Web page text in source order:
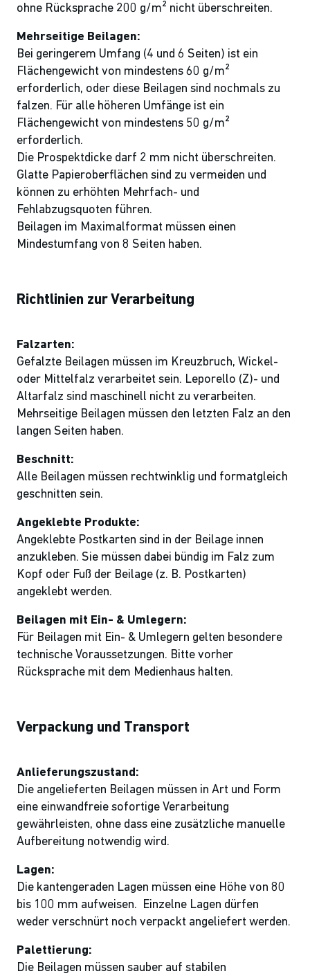
ohne Rücksprache 200 g/m² nicht überschreiten.
Mehrseitige Beilagen:
Bei geringerem Umfang (4 und 6 Seiten) ist ein
Flächengewicht von mindestens 60 g/m²
erforderlich, oder diese Beilagen sind nochmals zu
falzen. Für alle höheren Umfänge ist ein
Flächengewicht von mindestens 50 g/m²
erforderlich.
Die Prospektdicke darf 2 mm nicht überschreiten.
Glatte Papieroberflächen sind zu vermeiden und
können zu erhöhten Mehrfach- und
Fehlabzugsquoten führen.
Beilagen im Maximalformat müssen einen
Mindestumfang von 8 Seiten haben.
Richtlinien zur Verarbeitung
Falzarten:
Gefalzte Beilagen müssen im Kreuzbruch, Wickel-
oder Mittelfalz verarbeitet sein. Leporello (Z)- und
Altarfalz sind maschinell nicht zu verarbeiten.
Mehrseitige Beilagen müssen den letzten Falz an den
langen Seiten haben.
Beschnitt:
Alle Beilagen müssen rechtwinklig und formatgleich
geschnitten sein.
Angeklebte Produkte:
Angeklebte Postkarten sind in der Beilage innen
anzukleben. Sie müssen dabei bündig im Falz zum
Kopf oder Fuß der Beilage (z. B. Postkarten)
angeklebt werden.
Beilagen mit Ein- & Umlegern:
Für Beilagen mit Ein- & Umlegern gelten besondere
technische Voraussetzungen. Bitte vorher
Rücksprache mit dem Medienhaus halten.
Verpackung und Transport
Anlieferungszustand:
Die angelieferten Beilagen müssen in Art und Form
eine einwandfreie sofortige Verarbeitung
gewährleisten, ohne dass eine zusätzliche manuelle
Aufbereitung notwendig wird.
Lagen:
Die kantengeraden Lagen müssen eine Höhe von 80
bis 100 mm aufweisen. Einzelne Lagen dürfen
weder verschnürt noch verpackt angeliefert werden.
Palettierung:
Die Beilagen müssen sauber auf stabilen